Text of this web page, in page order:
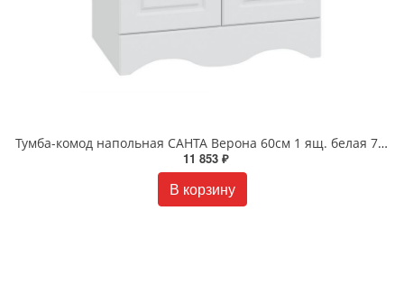
Тумба-комод напольная САНТА Верона 60см 1 ящ. белая 710013
11 853 ₽
В корзину